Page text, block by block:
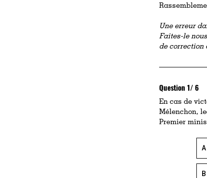
Une erreur
Faites-le
de correction
Question 1/ 6
En cas de
Mélenchon,
Premier